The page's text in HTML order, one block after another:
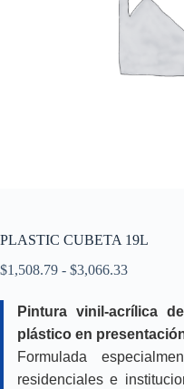
PLASTIC CUBETA 19L
$1,508.79 - $3,066.33Rango
precios:
desde
$1,508.79
hasta
$3,066.33
Pintura vinil-acrílica
plástico en
Formulada
residenciales e